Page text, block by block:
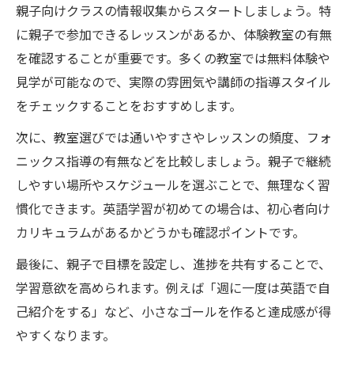
親子向けクラスの情報収集からスタートしましょう。特
に親子で参加できるレッスンがあるか、体験教室の有無
を確認することが重要です。多くの教室では無料体験や
見学が可能なので、実際の雰囲気や講師の指導スタイル
をチェックすることをおすすめします。
次に、教室選びでは通いやすさやレッスンの頻度、フォ
ニックス指導の有無などを比較しましょう。親子で継続
しやすい場所やスケジュールを選ぶことで、無理なく習
慣化できます。英語学習が初めての場合は、初心者向け
カリキュラムがあるかどうかも確認ポイントです。
最後に、親子で目標を設定し、進捗を共有することで、
学習意欲を高められます。例えば「週に一度は英語で自
己紹介をする」など、小さなゴールを作ると達成感が得
やすくなります。